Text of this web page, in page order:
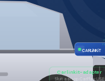
CARLiNKiT
Carlinkit-adapter
Sluit aan op CarPlay USB